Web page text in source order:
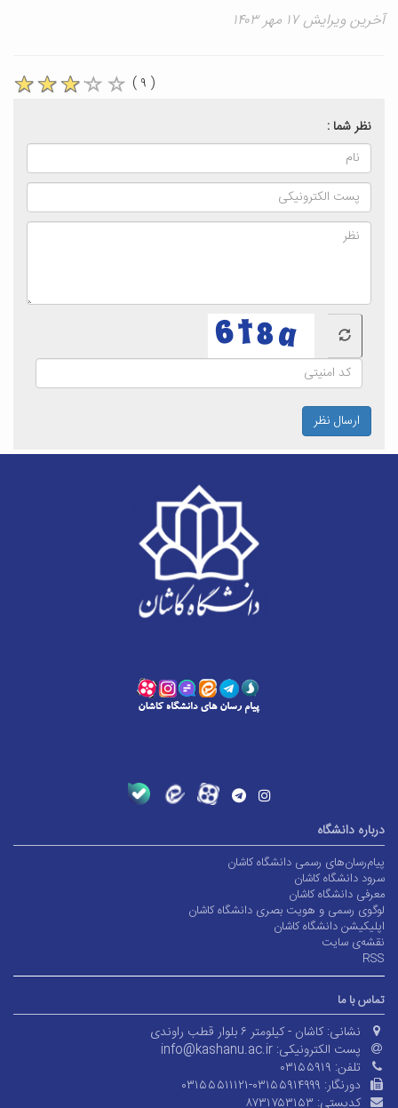
آخرین ویرایش ۱۷ مهر ۱۴۰۳
( ۹ )
نظر شما :
ارسال نظر
درباره دانشگاه
پیام‌رسان‌های رسمی دانشگاه کاشان
سرود دانشگاه کاشان
معرفی دانشگاه کاشان
لوگوی رسمی و هویت بصری دانشگاه کاشان
اپلیکیشن دانشگاه کاشان
نقشه‌ی سایت
RSS
تماس با ما
نشانی: کاشان - کیلومتر ۶ بلوار قطب راوندی
پست الکترونیکی: info@kashanu.ac.ir
تلفن: ۰۳۱۵۵۹۱۹
دورنگار: ۰۳۱۵۵۵۱۱۱۲۱-۰۳۱۵۵۹۱۴۹۹۹
کدپستی: ۸۷۳۱۷۵۳۱۵۳